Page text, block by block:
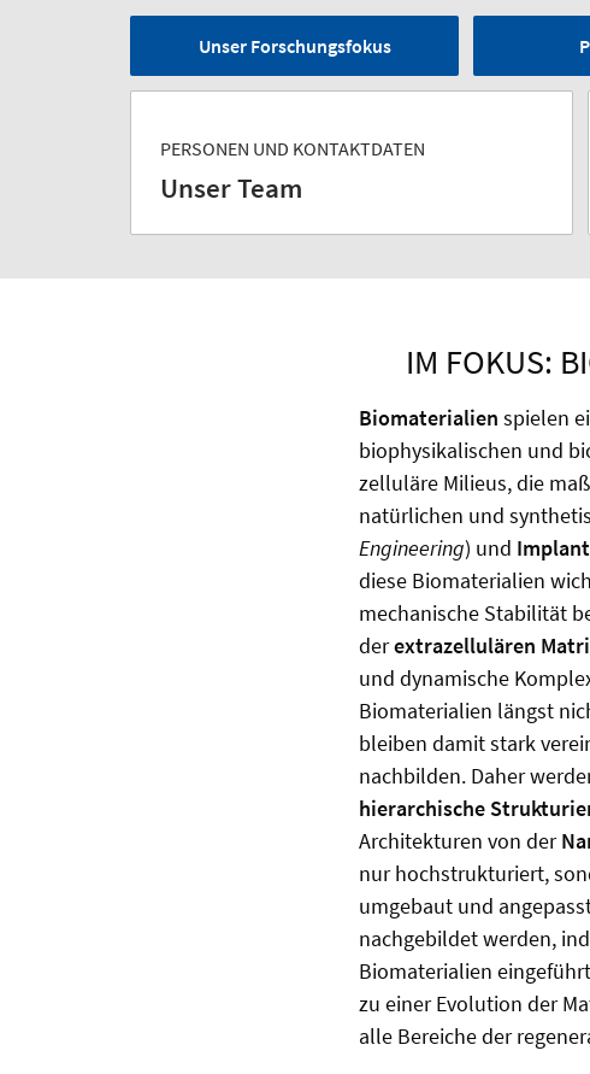
Unser Forschungsfokus
PERSONEN UND KONTAKTDATEN
Unser Team
IM FOKUS:
Biomaterialien spielen
biophysikalischen und
zelluläre Milieus, die
natürlichen und
Engineering) und
diese Biomaterialien
mechanische Stabilität
derextrazellulären
und dynamische
Biomaterialien längst
bleiben damit stark
nachbilden. Daher
hierarchische
Architekturen von der
nur hochstrukturiert,
umgebaut und
nachgebildet werden,
Biomaterialien
zu einer Evolution der
alle Bereiche der